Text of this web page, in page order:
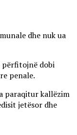
dhe nuk ua
përfitojnë dobi
penale.
paraqitur kallëzim
jetësor dhe